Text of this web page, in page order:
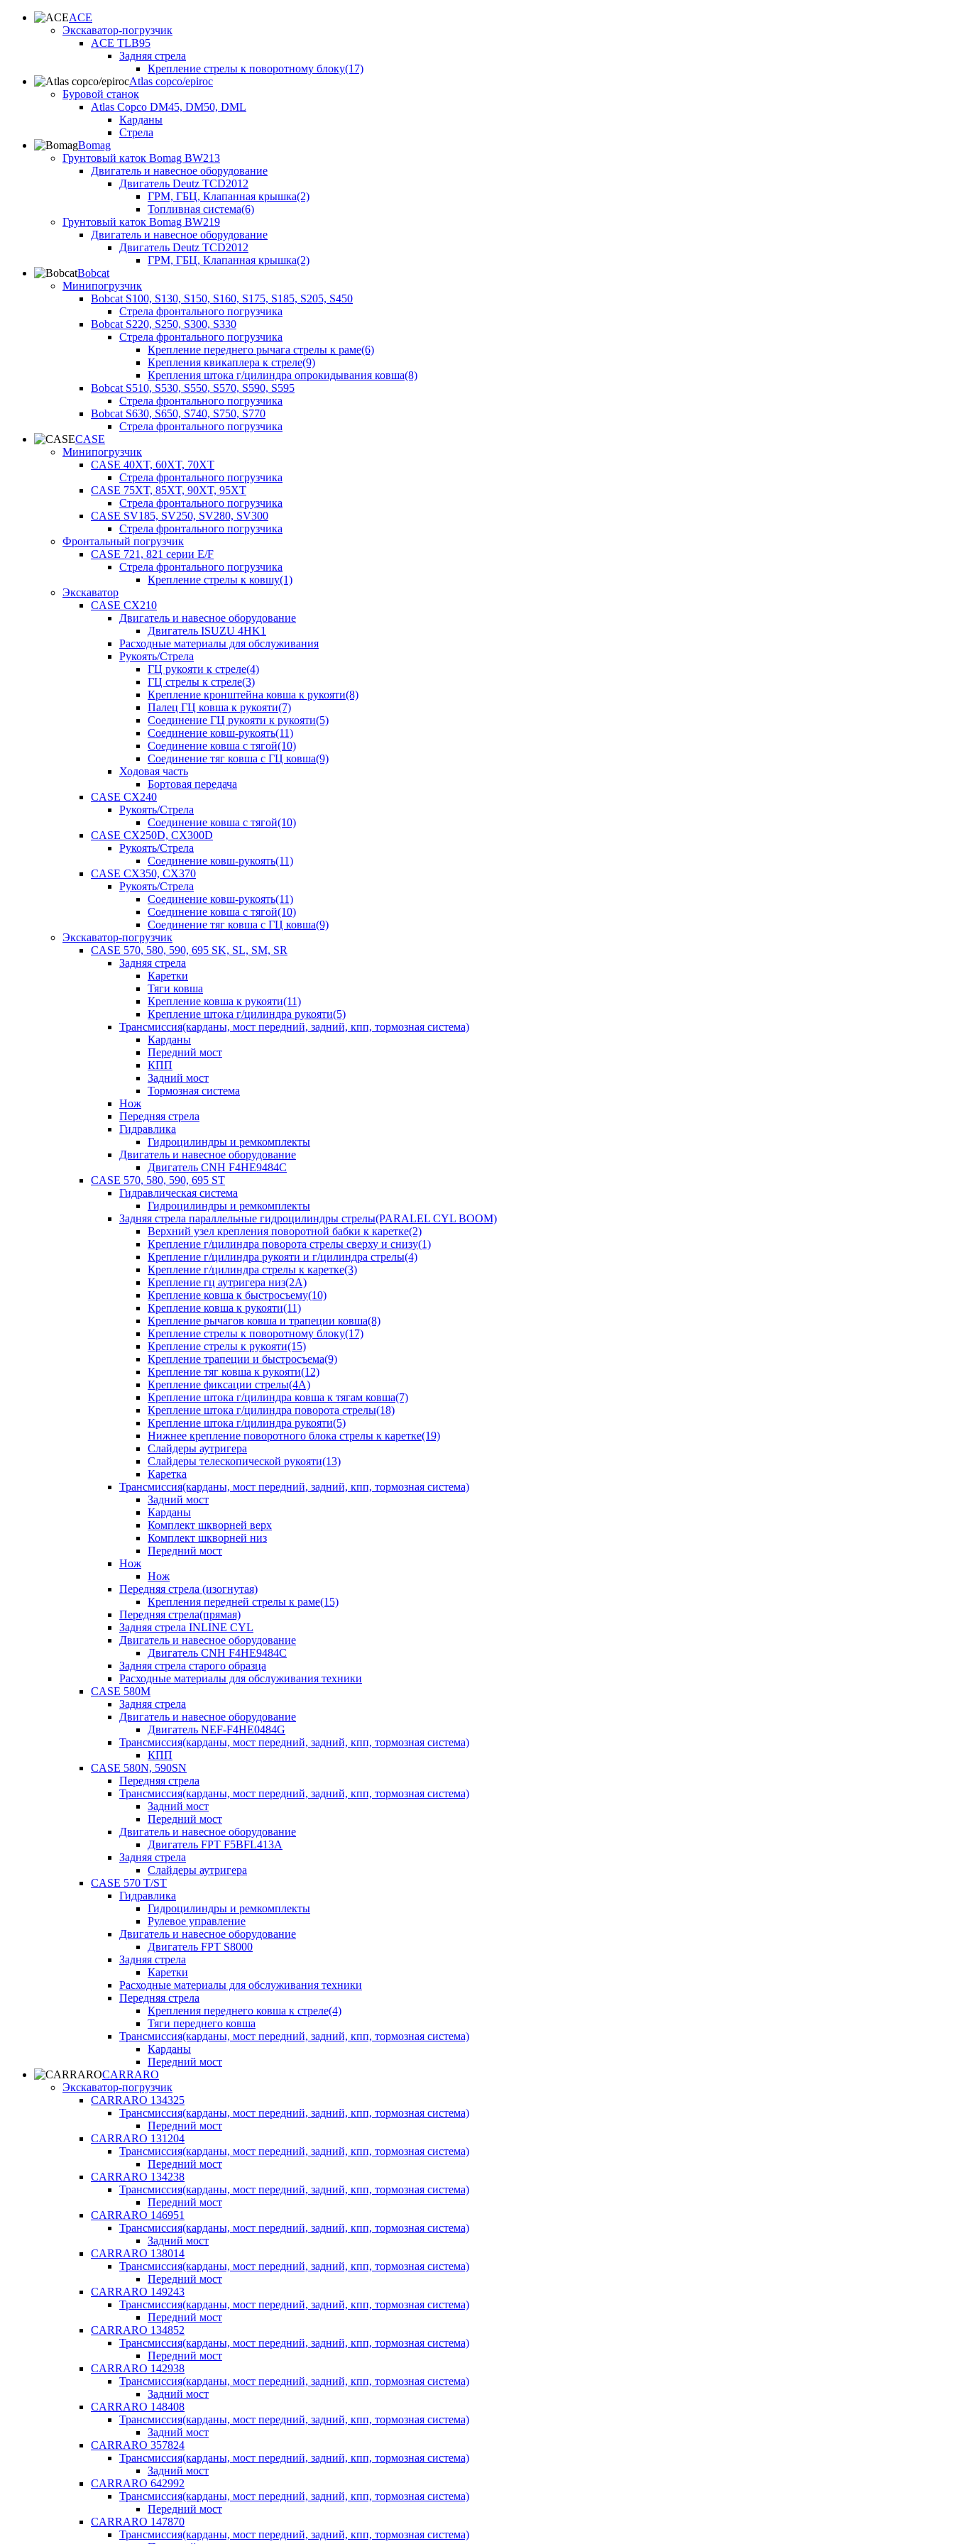
ACE
Экскаватор-погрузчик
ACE TLB95
Задняя стрела
Крепление стрелы к поворотному блоку(17)
Atlas copco/epiroc
Буровой станок
Atlas Copco DM45, DM50, DML
Карданы
Стрела
Bomag
Грунтовый каток Bomag BW213
Двигатель и навесное оборудование
Двигатель Deutz TCD2012
ГРМ, ГБЦ, Клапанная крышка(2)
Топливная система(6)
Грунтовый каток Bomag BW219
Двигатель и навесное оборудование
Двигатель Deutz TCD2012
ГРМ, ГБЦ, Клапанная крышка(2)
Bobcat
Минипогрузчик
Bobcat S100, S130, S150, S160, S175, S185, S205, S450
Стрела фронтального погрузчика
Bobcat S220, S250, S300, S330
Стрела фронтального погрузчика
Крепление переднего рычага стрелы к раме(6)
Крепления квикаплера к стреле(9)
Крепления штока г/цилиндра опрокидывания ковша(8)
Bobcat S510, S530, S550, S570, S590, S595
Стрела фронтального погрузчика
Bobcat S630, S650, S740, S750, S770
Стрела фронтального погрузчика
CASE
Минипогрузчик
CASE 40XT, 60XT, 70XT
Стрела фронтального погрузчика
CASE 75XT, 85XT, 90XT, 95XT
Стрела фронтального погрузчика
CASE SV185, SV250, SV280, SV300
Стрела фронтального погрузчика
Фронтальный погрузчик
CASE 721, 821 серии E/F
Стрела фронтального погрузчика
Крепление стрелы к ковшу(1)
Экскаватор
CASE CX210
Двигатель и навесное оборудование
Двигатель ISUZU 4HK1
Расходные материалы для обслуживания
Рукоять/Стрела
ГЦ рукояти к стреле(4)
ГЦ стрелы к стреле(3)
Крепление кронштейна ковша к рукояти(8)
Палец ГЦ ковша к рукояти(7)
Соединение ГЦ рукояти к рукояти(5)
Соединение ковш-рукоять(11)
Соединение ковша с тягой(10)
Соединение тяг ковша с ГЦ ковша(9)
Ходовая часть
Бортовая передача
CASE CX240
Рукоять/Стрела
Соединение ковша с тягой(10)
CASE CX250D, CX300D
Рукоять/Стрела
Соединение ковш-рукоять(11)
CASE CX350, CX370
Рукоять/Стрела
Соединение ковш-рукоять(11)
Соединение ковша с тягой(10)
Соединение тяг ковша с ГЦ ковша(9)
Экскаватор-погрузчик
CASE 570, 580, 590, 695 SK, SL, SM, SR
Задняя стрела
Каретки
Тяги ковша
Крепление ковша к рукояти(11)
Крепление штока г/цилиндра рукояти(5)
Трансмиссия(карданы, мост передний, задний, кпп, тормозная система)
Карданы
Передний мост
КПП
Задний мост
Тормозная система
Нож
Передняя стрела
Гидравлика
Гидроцилиндры и ремкомплекты
Двигатель и навесное оборудование
Двигатель CNH F4HE9484C
CASE 570, 580, 590, 695 ST
Гидравлическая система
Гидроцилиндры и ремкомплекты
Задняя стрела параллельные гидроцилиндры стрелы(PARALEL CYL BOOM)
Верхний узел крепления поворотной бабки к каретке(2)
Крепление г/цилиндра поворота стрелы сверху и снизу(1)
Крепление г/цилиндра рукояти и г/цилиндра стрелы(4)
Крепление г/цилиндра стрелы к каретке(3)
Крепление гц аутригера низ(2А)
Крепление ковша к быстросъему(10)
Крепление ковша к рукояти(11)
Крепление рычагов ковша и трапеции ковша(8)
Крепление стрелы к поворотному блоку(17)
Крепление стрелы к рукояти(15)
Крепление трапеции и быстросъема(9)
Крепление тяг ковша к рукояти(12)
Крепление фиксации стрелы(4A)
Крепление штока г/цилиндра ковша к тягам ковша(7)
Крепление штока г/цилиндра поворота стрелы(18)
Крепление штока г/цилиндра рукояти(5)
Нижнее крепление поворотного блока стрелы к каретке(19)
Слайдеры аутригера
Слайдеры телескопической рукояти(13)
Каретка
Трансмиссия(карданы, мост передний, задний, кпп, тормозная система)
Задний мост
Карданы
Комплект шкворней верх
Комплект шкворней низ
Передний мост
Нож
Нож
Передняя стрела (изогнутая)
Крепления передней стрелы к раме(15)
Передняя стрела(прямая)
Задняя стрела INLINE CYL
Двигатель и навесное оборудование
Двигатель CNH F4HE9484C
Задняя стрела старого образца
Расходные материалы для обслуживания техники
CASE 580M
Задняя стрела
Двигатель и навесное оборудование
Двигатель NEF-F4HE0484G
Трансмиссия(карданы, мост передний, задний, кпп, тормозная система)
КПП
CASE 580N, 590SN
Передняя стрела
Трансмиссия(карданы, мост передний, задний, кпп, тормозная система)
Задний мост
Передний мост
Двигатель и навесное оборудование
Двигатель FPT F5BFL413A
Задняя стрела
Слайдеры аутригера
CASE 570 T/ST
Гидравлика
Гидроцилиндры и ремкомплекты
Рулевое управление
Двигатель и навесное оборудование
Двигатель FPT S8000
Задняя стрела
Каретки
Расходные материалы для обслуживания техники
Передняя стрела
Крепления переднего ковша к стреле(4)
Тяги переднего ковша
Трансмиссия(карданы, мост передний, задний, кпп, тормозная система)
Карданы
Передний мост
CARRARO
Экскаватор-погрузчик
CARRARO 134325
Трансмиссия(карданы, мост передний, задний, кпп, тормозная система)
Передний мост
CARRARO 131204
Трансмиссия(карданы, мост передний, задний, кпп, тормозная система)
Передний мост
CARRARO 134238
Трансмиссия(карданы, мост передний, задний, кпп, тормозная система)
Передний мост
CARRARO 146951
Трансмиссия(карданы, мост передний, задний, кпп, тормозная система)
Задний мост
CARRARO 138014
Трансмиссия(карданы, мост передний, задний, кпп, тормозная система)
Передний мост
CARRARO 149243
Трансмиссия(карданы, мост передний, задний, кпп, тормозная система)
Передний мост
CARRARO 134852
Трансмиссия(карданы, мост передний, задний, кпп, тормозная система)
Передний мост
CARRARO 142938
Трансмиссия(карданы, мост передний, задний, кпп, тормозная система)
Задний мост
CARRARO 148408
Трансмиссия(карданы, мост передний, задний, кпп, тормозная система)
Задний мост
CARRARO 357824
Трансмиссия(карданы, мост передний, задний, кпп, тормозная система)
Задний мост
CARRARO 642992
Трансмиссия(карданы, мост передний, задний, кпп, тормозная система)
Передний мост
CARRARO 147870
Трансмиссия(карданы, мост передний, задний, кпп, тормозная система)